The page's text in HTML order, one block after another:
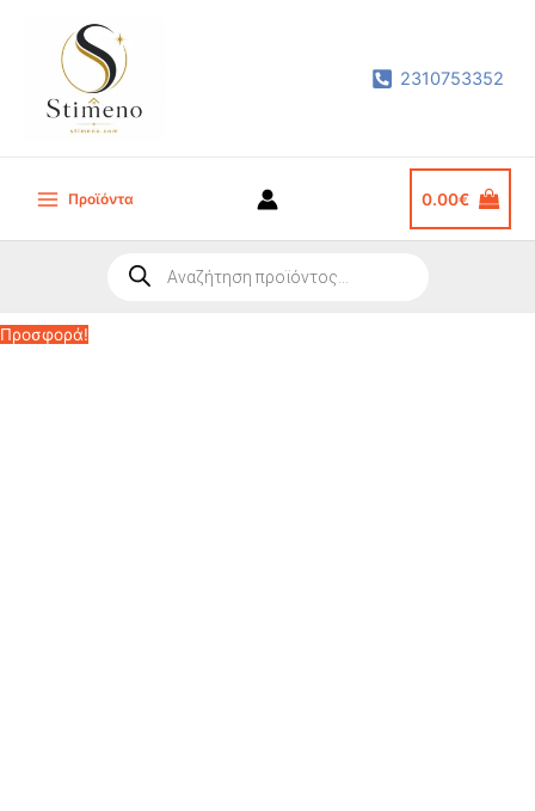
περιεχόμενο
2310753352
Main
Προϊόντα 0.00€
search
Προσφορά!